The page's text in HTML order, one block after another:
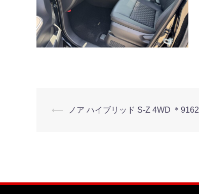
⟵ ノア ハイブリッド S-Z 4WD ＊9162